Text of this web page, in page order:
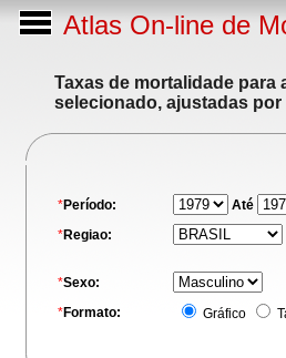
Atlas On-line de
Taxas de mortalidade
selecionado, ajustadas
*Período:
Até
*Regiao:
*Sexo:
*Formato: Gráfico